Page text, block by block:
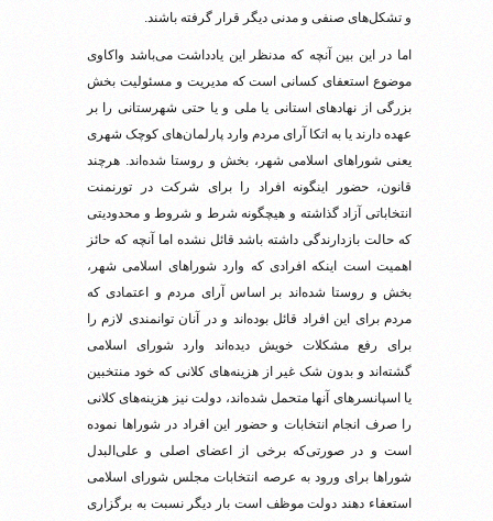
و تشکل‌های صنفی و مدنی دیگر قرار گرفته باشند.
اما در این بین آنچه که مدنظر این یادداشت می‌باشد واکاوی
موضوع استعفای کسانی است که مدیریت و مسئولیت بخش
بزرگی از نهادهای استانی یا ملی و یا حتی شهرستانی را بر
عهده دارند یا به اتکا آرای مردم وارد پارلمان‌های کوچک شهری
یعنی شوراهای اسلامی شهر، بخش و روستا شده‌اند. هرچند
قانون، حضور اینگونه افراد را برای شرکت در تورنمنت
انتخاباتی آزاد گذاشته و هیچگونه شرط و شروط و محدودیتی
که حالت بازدارندگی داشته باشد قائل نشده اما آنچه که حائز
اهمیت است اینکه افرادی که وارد شوراهای اسلامی شهر،
بخش و روستا شده‌اند بر اساس آرای مردم و اعتمادی که
مردم برای این افراد قائل بوده‌اند و در آنان توانمندی لازم را
برای رفع مشکلات خویش دیده‌اند وارد شورای اسلامی
گشته‌اند و بدون شک غیر از هزینه‌های کلانی که خود منتخبین
یا اسپانسرهای آنها متحمل شده‌اند، دولت نیز هزینه‌های کلانی
را صرف انجام انتخابات و حضور این افراد در شوراها نموده
است و در صورتی‌که برخی از اعضای اصلی و علی‌البدل
شوراها برای ورود به عرصه انتخابات مجلس شورای اسلامی
استعفاء دهند دولت موظف است بار دیگر نسبت به برگزاری